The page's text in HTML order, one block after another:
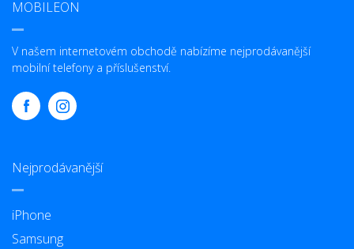
MOBILEON
V našem internetovém obchodě nabízíme nejprodávanější
mobilní telefony a příslušenství.
Nejprodávanější
iPhone
Samsung